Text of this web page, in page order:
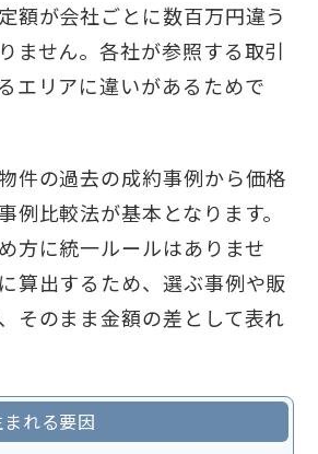
額が会社ごとに数百万円違う
ません。各社が参照する取引
エリアに違いがあるためで
件の過去の成約事例から価格
例比較法が基本となります。
方に統一ルールはありませ
算出するため、選ぶ事例や販
そのまま金額の差として表れ
れる要因